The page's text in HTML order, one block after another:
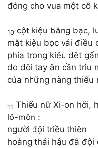
đóng cho vua một cỗ
10 cột kiệu bằng bạc,
mặt kiệu bọc vải điều
phía trong kiệu dệt
do đôi tay ân cần trìu
của những nàng
11 Thiếu nữ Xi-on hỡi,
lô-môn :
người đội triều thiên
hoàng thái hậu đã đội